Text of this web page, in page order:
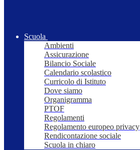
Scuola
Ambienti
Assicurazione
Bilancio Sociale
Calendario scolastico
Curricolo di Istituto
Dove siamo
Organigramma
PTOF
Regolamenti
Regolamento europeo privacy
Rendicontazione sociale
Scuola in chiaro